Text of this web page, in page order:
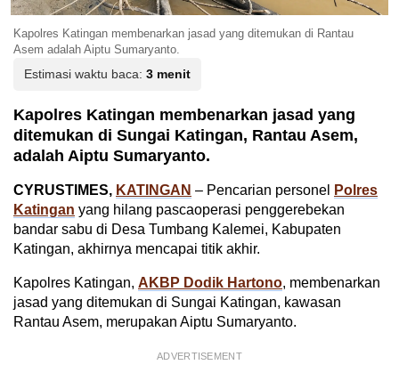
Kapolres Katingan membenarkan jasad yang ditemukan di Rantau
Asem adalah Aiptu Sumaryanto.
Estimasi waktu baca: 3 menit
Kapolres Katingan membenarkan jasad yang
ditemukan di Sungai Katingan, Rantau Asem,
adalah Aiptu Sumaryanto.
CYRUSTIMES, KATINGAN – Pencarian personel
Polres
Katingan yang hilang pascaoperasi penggerebekan
bandar sabu di Desa Tumbang Kalemei, Kabupaten
Katingan, akhirnya mencapai titik akhir.
Kapolres Katingan, AKBP Dodik Hartono, membenarkan
jasad yang ditemukan di Sungai Katingan, kawasan
Rantau Asem, merupakan Aiptu Sumaryanto.
ADVERTISEMENT